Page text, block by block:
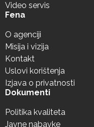
Video servis
Fena
O agenciji
Misija i vizija
Kontakt
Uslovi korištenja
Izjava o privatnosti
Dokumenti
Politika kvaliteta
Javne nabavke